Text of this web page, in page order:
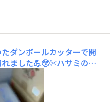
ダンボールカッターで開
ました💪😲✂️ハサミの刃
ー用紙の1枚目だけ切るこ
🤗 刃先も交換できるのも
クなのですが